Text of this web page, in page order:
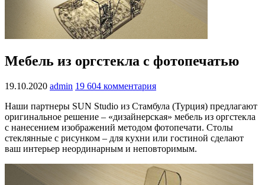
Мебель из оргстекла с фотопечатью
19.10.2020 admin 19 604 комментария
Наши партнеры SUN Studio из Стамбула (Турция) предлагают
оригинальное решение – «дизайнерская» мебель из оргстекла
с нанесением изображений методом фотопечати. Столы
стеклянные с рисунком – для кухни или гостиной сделают
ваш интерьер неординарным и неповторимым.